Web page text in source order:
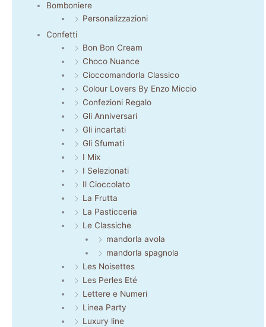
Bomboniere
Personalizzazioni
Confetti
Bon Bon Cream
Choco Nuance
Cioccomandorla Classico
Colour Lovers By Enzo Miccio
Confezioni Regalo
Gli Anniversari
Gli incartati
Gli Sfumati
I Mix
I Selezionati
Il Cioccolato
La Frutta
La Pasticceria
Le Classiche
mandorla avola
mandorla spagnola
Les Noisettes
Les Perles Eté
Lettere e Numeri
Linea Party
Luxury line